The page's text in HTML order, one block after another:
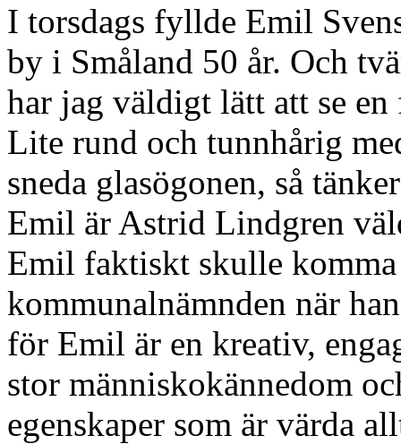
I torsdags fyllde Emil
by i Småland 50 år. Och
har jag väldigt lätt att se
Lite rund och tunnhårig
sneda glasögonen, så
Emil är Astrid Lindgren
Emil faktiskt skulle
kommunalnämnden när
för Emil är en kreativ,
stor människokännedom
egenskaper som är värda